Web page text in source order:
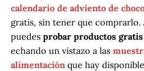
calendario de adviento de
gratis, sin tener que comprarlo.
puedesprobar productos gratis
echando un vistazo a las
alimentación que hay